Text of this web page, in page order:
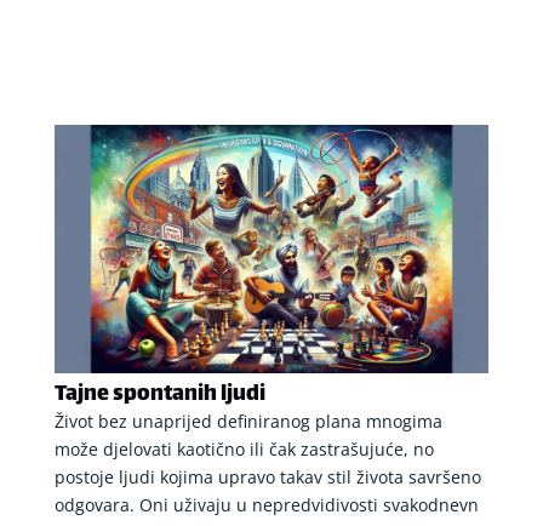
Tajne spontanih ljudi
Život bez unaprijed definiranog plana mnogima
može djelovati kaotično ili čak zastrašujuće, no
postoje ljudi kojima upravo takav stil života savršeno
odgovara. Oni uživaju u nepredvidivosti svakodnevn